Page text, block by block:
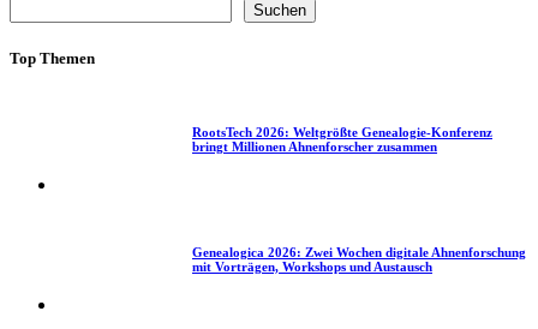
Suchen
Top Themen
RootsTech 2026: Weltgrößte Genealogie-Konferenz
bringt Millionen Ahnenforscher zusammen
Genealogica 2026: Zwei Wochen digitale Ahnenforschung
mit Vorträgen, Workshops und Austausch